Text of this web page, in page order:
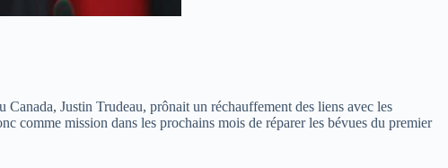
Justin Trudeau, prônait un réchauffement des liens avec les
comme mission dans les prochains mois de réparer les bévues du premier